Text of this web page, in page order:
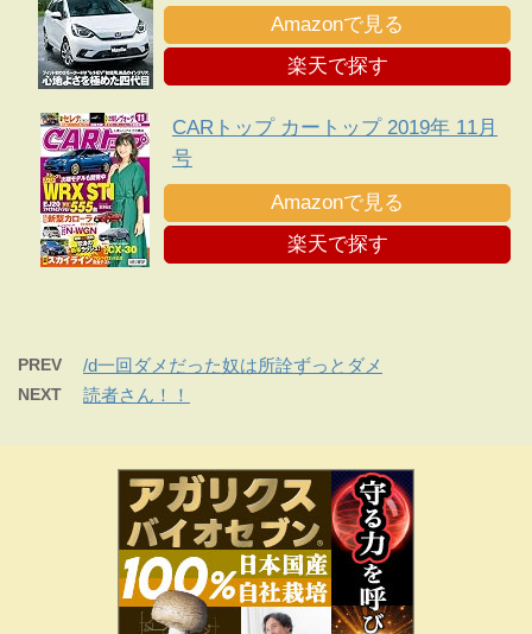
Amazonで見る
楽天で探す
CARトップ カートップ 2019年 11月
号
Amazonで見る
楽天で探す
PREV /d一回ダメだった奴は所詮ずっとダメ
NEXT 読者さん！！